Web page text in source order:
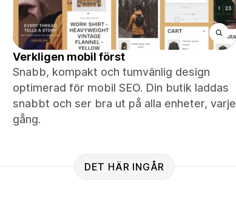
Verkligen mobil först
Snabb, kompakt och tumvänlig design
optimerad för mobil SEO. Din butik laddas
snabbt och ser bra ut på alla enheter, varje
gång.
DET HÄR INGÅR